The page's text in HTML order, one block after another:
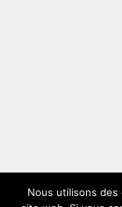
Nous utilisons